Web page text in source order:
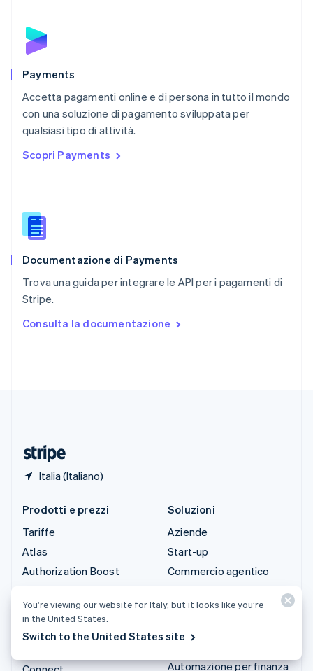
Payments
Accetta pagamenti online e di persona in tutto il mondo
con una soluzione di pagamento sviluppata per
qualsiasi tipo di attività.
Scopri Payments
Documentazione di Payments
Trova una guida per integrare le API per i pagamenti di
Stripe.
Consulta la documentazione
Italia (Italiano)
Polonia
English
Português
English简体中文
Regno Unito
English
English
English
Slovacchia
Slovenia
Spagna
Español
English Español简体中文
Prodotti e prezzi
Tariffe
Atlas
Authorization Boost
Capital
Checkout
Soluzioni
Aziende
Start-up
Commercio agentico
E-commerce
Strumenti finanziari
Automazione per finanza
You’re viewing our website for Italy, but it looks like you’re
in the United States.
Switch to the United States site